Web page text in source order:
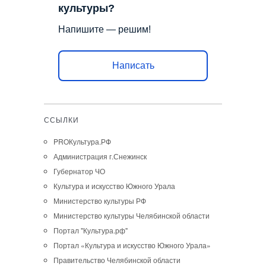
культуры?
Напишите — решим!
Написать
ССЫЛКИ
PROКультура.РФ
Администрация г.Снежинск
Губернатор ЧО
Культура и искусство Южного Урала
Министерство культуры РФ
Министерство культуры Челябинской области
Портал "Культура.рф"
Портал «Культура и искусство Южного Урала»
Правительство Челябинской области